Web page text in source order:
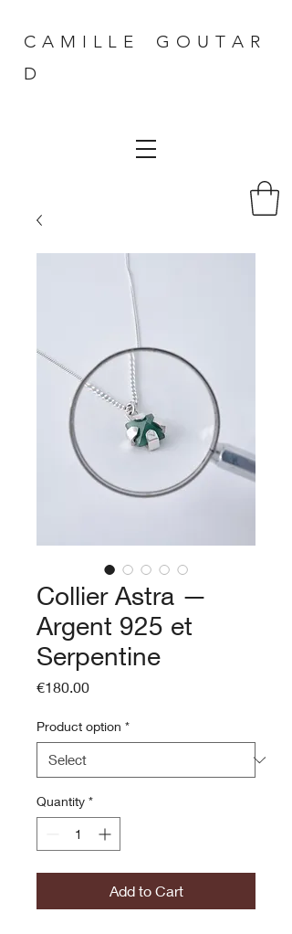
C A M I L L E G O U T A R
D
Collier Astra —
Argent 925 et
Serpentine
€180.00Price
Product option *
Quantity *
Add to Cart